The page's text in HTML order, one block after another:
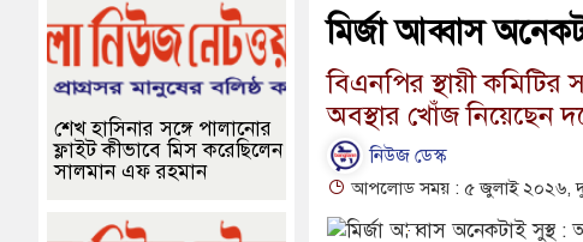
মির্জা আব্বাস
বিএনপির স্থায়ী কমিটির
অবস্থার খোঁজ নিয়েছেন
নিউজ ডেস্ক
আপলোড সময় : ৫ জুলাই ২০২৬,
শেখ হাসিনার সঙ্গে পালানোর
ফ্লাইট কীভাবে মিস করেছিলেন
সালমান এফ রহমান